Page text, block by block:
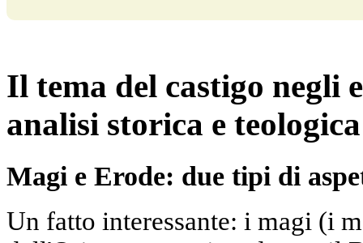
Il tema del castigo negli
analisi storica e teologica
Magi e Erode: due tipi di
Un fatto interessante: i magi (i